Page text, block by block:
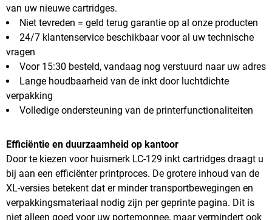
van uw nieuwe cartridges.
Niet tevreden = geld terug garantie op al onze producten
24/7 klantenservice beschikbaar voor al uw technische
vragen
Voor 15:30 besteld, vandaag nog verstuurd naar uw adres
Lange houdbaarheid van de inkt door luchtdichte
verpakking
Volledige ondersteuning van de printerfunctionaliteiten
Efficiëntie en duurzaamheid op kantoor
Door te kiezen voor huismerk LC-129 inkt cartridges draagt u
bij aan een efficiënter printproces. De grotere inhoud van de
XL-versies betekent dat er minder transportbewegingen en
verpakkingsmateriaal nodig zijn per geprinte pagina. Dit is
niet alleen goed voor uw portemonnee, maar vermindert ook